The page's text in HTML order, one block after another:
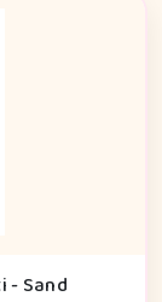
- Sand